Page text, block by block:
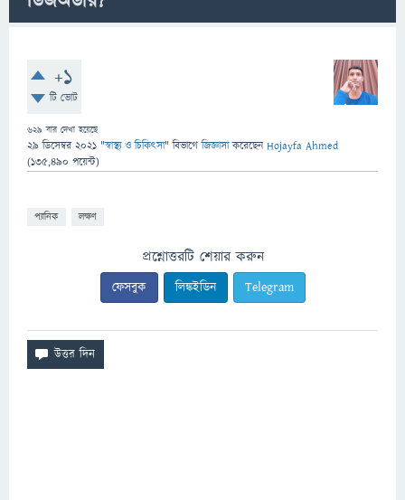
+1
টি ভোট
629 বার দেখা হয়েছে
29 ডিসেম্বর 2021 "স্বাস্থ্য ও চিকিৎসা" বিভাগে জিজ্ঞাসাকরেছেনHojayfa Ahmed
(135,490 পয়েন্ট)
প্যানিক লক্ষণ
প্রশ্নোত্তরটি শেয়ার করুন
ফেসবুক লিঙ্কইডিন Telegram